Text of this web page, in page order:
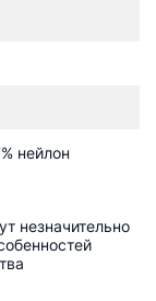
нейлон
незначительно